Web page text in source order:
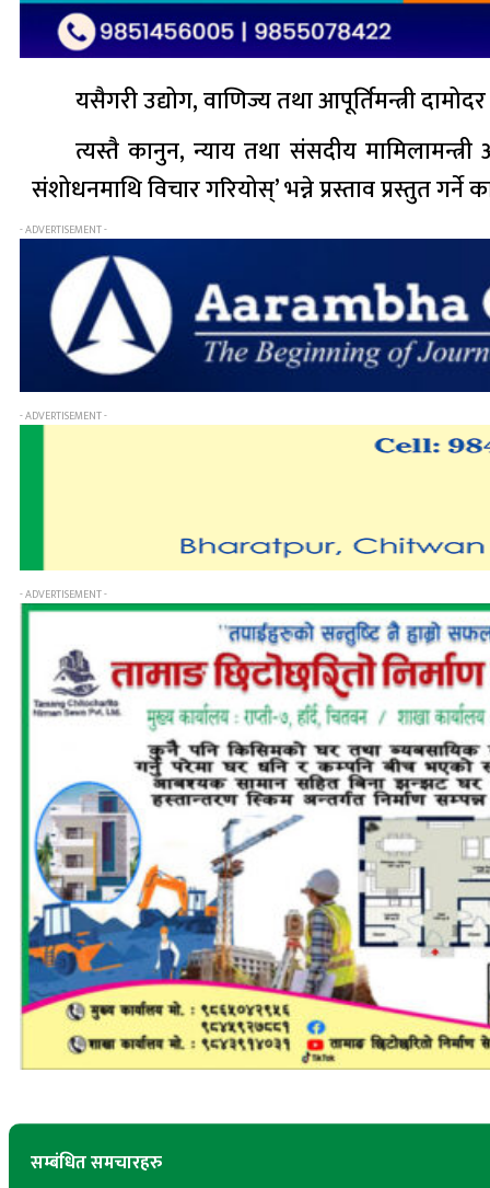
यसैगरी उद्योग, वाणिज्य तथा आपूर्तिमन्त्री
त्यस्तै कानुन, न्याय तथा संसदीय
संशोधनमाथि विचार गरियोस्’ भन्ने प्रस्ताव प्रस्तुत गर्ने
- ADVERTISEMENT -
- ADVERTISEMENT -
- ADVERTISEMENT -
सम्बंधित समचारहरु